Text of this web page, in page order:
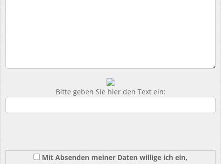
Bitte geben Sie hier den Text ein:
Mit Absenden meiner Daten willige ich ein,